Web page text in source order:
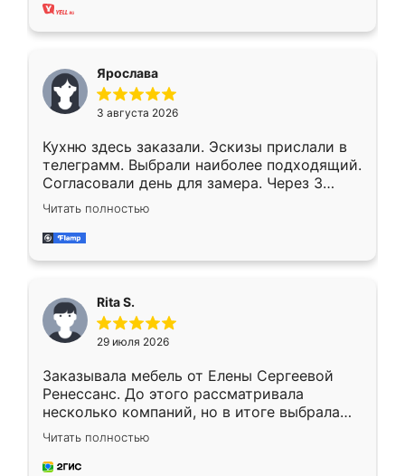
Ярослава
3 августа 2026
Кухню здесь заказали. Эскизы прислали в
телеграмм. Выбрали наиболее подходящий.
Согласовали день для замера. Через 3
недели кухня была уже готова. Остались
довольны работой. Спасибо Ренессанс
мебель за качественную работу!
Читать полностью
Rita S.
29 июля 2026
Заказывала мебель от Елены Сергеевой
Ренессанс. До этого рассматривала
несколько компаний, но в итоге выбрала
эту. Сначала обговорили условия, потом
приехал замерщик, всё спокойно объяснил
и снял размеры. Изготовили в срок, с
Читать полностью